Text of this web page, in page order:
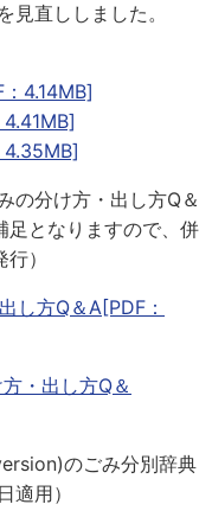
見直ししました。
4.14MB]
4.35MB]
の分け方・出し方Q＆
足となりますので、併
）
し方Q＆A[PDF：
・出し方Q＆
のごみ分別辞典
適用）